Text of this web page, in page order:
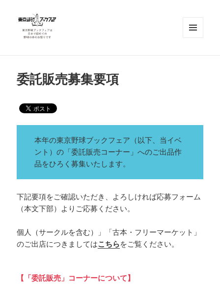
委託販売募集要項
本年の東京野球ブックフェア（以下、当イベ
ント）の「委託販売コーナー」へのご出品作
品をひろく募集いたします。
下記要項をご確認いただき、よろしければ応募フォーム
（本文下部）よりご応募ください。
個人（サークルを含む）」「古本・フリーマーケット」
のご出店につきましてはこちらをご覧ください。
【「委託販売」コーナーについて】